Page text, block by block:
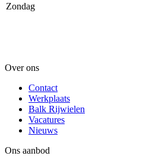
Zondag
Over ons
Contact
Werkplaats
Balk Rijwielen
Vacatures
Nieuws
Ons aanbod